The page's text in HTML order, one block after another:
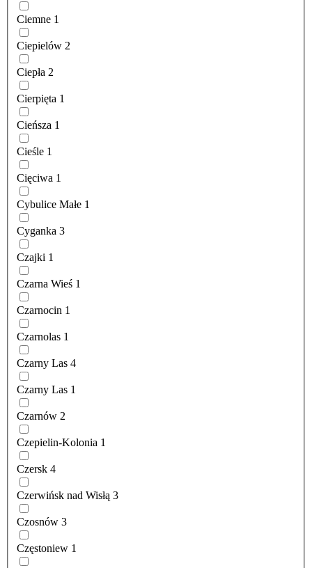
Ciemne 1
Ciepielów 2
Ciepła 2
Cierpięta 1
Cieńsza 1
Cieśle 1
Cięciwa 1
Cybulice Małe 1
Cyganka 3
Czajki 1
Czarna Wieś 1
Czarnocin 1
Czarnolas 1
Czarny Las 4
Czarny Las 1
Czarnów 2
Czepielin-Kolonia 1
Czersk 4
Czerwińsk nad Wisłą 3
Czosnów 3
Częstoniew 1